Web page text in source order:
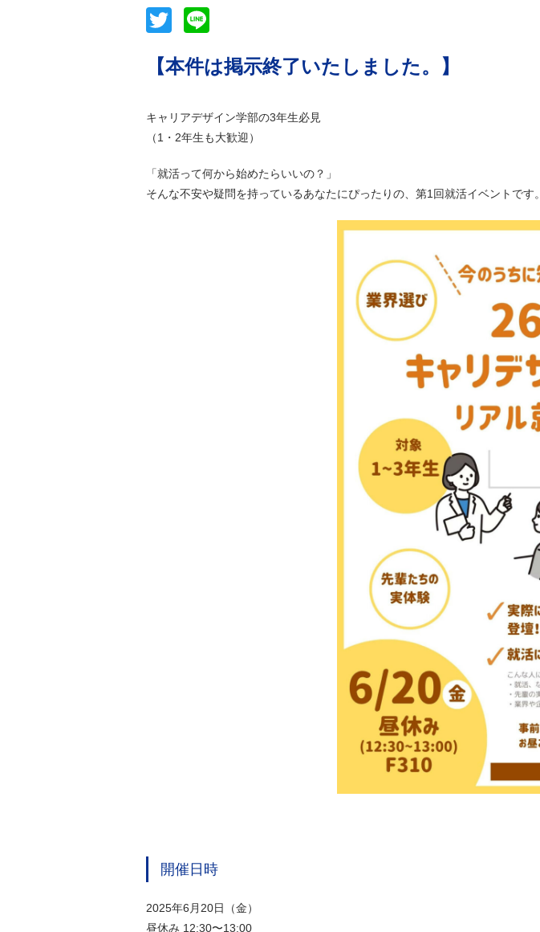
Twitter
【本件は掲示終了いたしました。】
キャリアデザイン学部の3年生必見
（1・2年生も大歓迎）
「就活って何から始めたらいいの？」
そんな不安や疑問を持っているあなたにぴったりの、第1回就活イベントです。
開催日時
2025年6月20日（金）
昼休み 12:30〜13:00